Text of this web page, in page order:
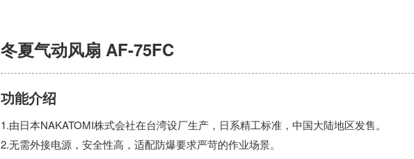
冬夏气动风扇 AF-75FC
功能介绍
1.由日本NAKATOMI株式会社在台湾设厂生产，日系精工标准，中国大陆地区发售。
2.无需外接电源，安全性高，适配防爆要求严苛的作业场景。